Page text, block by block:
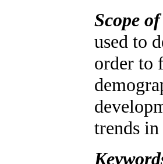
Scope
used to
order to
trends